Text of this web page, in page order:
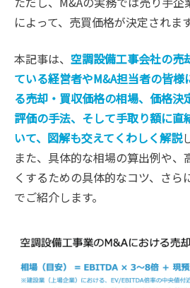
によって、売買価格が決定されます
本記事は、 空調設備工事会社の売
ている経営者やM&A担当者の皆様
る売却・買収価格の相場、価格決
評価の手法、そして手取り額に直
いて、図解も交えてくわしく解説
また、具体的な相場の算出例や、
くするための具体的なコツ、さら
でご紹介します。